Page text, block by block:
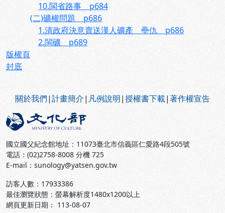
10.閩省路事 p684
(二)礦權問題 p686
1.清政府決意賣送漢人礦產 壘仇 p686
2.閩礦 p689
版權頁
封底
關於我們|計畫簡介| 凡例說明|授權書下載|著作權宣告
國立國父紀念館地址：11073臺北市信義區仁愛路4段505號
電話：(02)2758-8008 分機 725
E-mail：sunology@yatsen.gov.tw
訪客人數： 17933386
最佳瀏覽狀態：螢幕解析度1480x1200以上
網頁更新日期： 113-08-07